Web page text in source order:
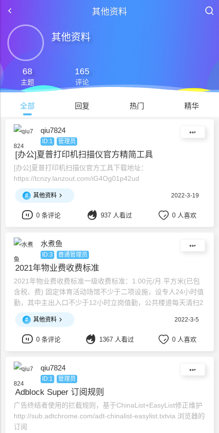
其他资料
其他资料
68
主题
165
评论
全部 回复 热门 精华
qiu7824
ID:1 管理员
[办公]夏普打印机扫描仪官方精简工具
[办公]夏普打印机扫描仪官方工具下载地址：
https://tcnzy.lanzout.com/iG4Og01p42ud
# 其他资料 2022-3-19
0 条评论 937 人看过 0 人喜欢
水煮鱼
ID:3 普通管理员
2021年物业费收费标准
2021年物业费收费标准一级收费标准：1.00元/月.平方米(已包
含税、费) 固定体育活动场馆不少于二项设施，设专人24小时值
勤，其中主出入口不少于12小时立岗值勤，公共楼道每天清扫2
次。二级收费标准
# 其他资料 2022-3-5
0 条评论 1367 人看过 0 人喜欢
qiu7824
ID:1 管理员
Adblock Super 订阅规则
广告终结者使用的拦截规则，基于ChinaList+EasyList修正维护
http://sub.adtchrome.com/adt-chinalist-easylist.txtvia 浏览器的
订阅